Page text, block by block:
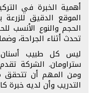
أهمية الخبرة في
الموقع الدقيق للزرعة
الحجم والنوع الأنسب
تحدث أثناء الجراحة،
ليس كل طبيب
ستراومان. الشركة
ومن المهم أن
التدريب وأن لديه خبرة